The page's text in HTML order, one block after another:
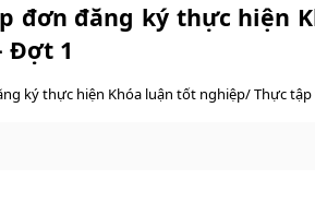
đơn đăng ký thực
Đợt 1
ký thực hiện Khóa luận tốt nghiệp/ Thực